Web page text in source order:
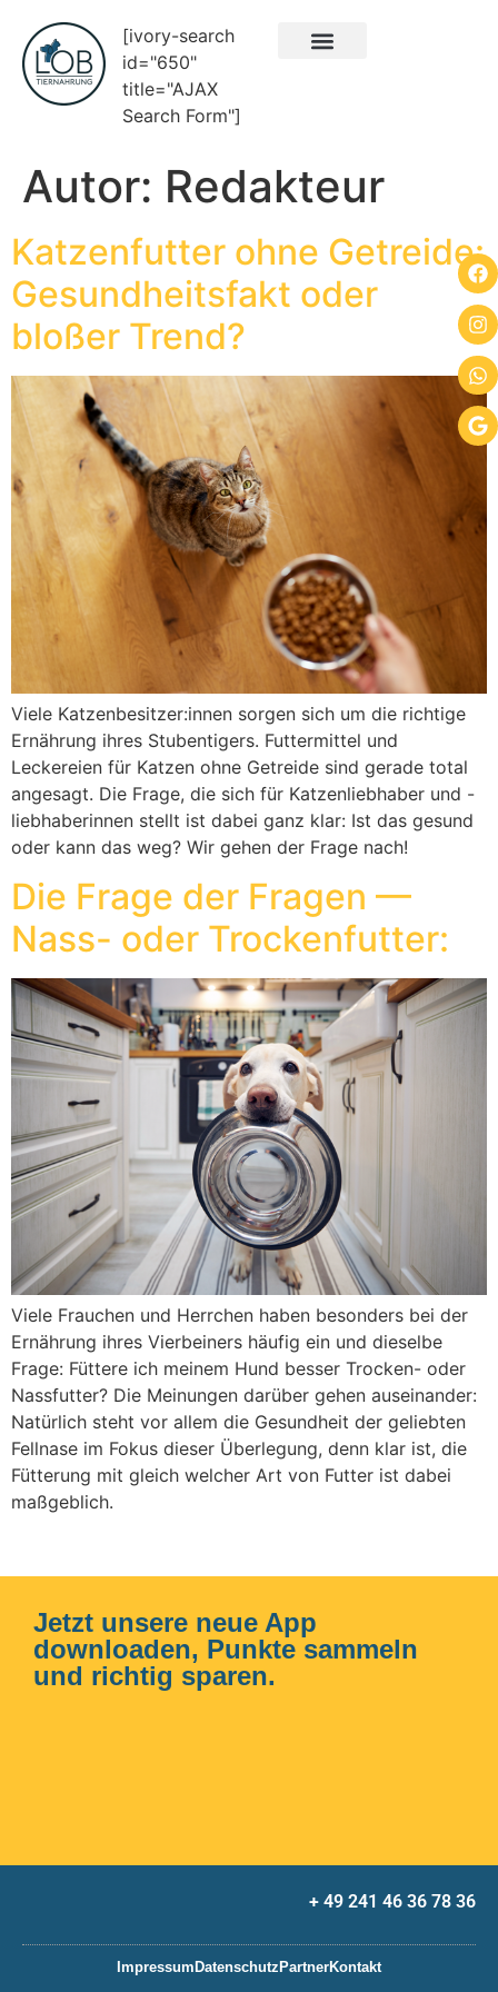
[ivory-search
id="650"
title="AJAX
Search Form"]
Autor: Redakteur
Katzenfutter ohne Getreide:
Gesundheitsfakt oder
bloßer Trend?
Viele Katzenbesitzer:innen sorgen sich um die richtige
Ernährung ihres Stubentigers. Futtermittel und
Leckereien für Katzen ohne Getreide sind gerade total
angesagt. Die Frage, die sich für Katzenliebhaber und -
liebhaberinnen stellt ist dabei ganz klar: Ist das gesund
oder kann das weg? Wir gehen der Frage nach!
Die Frage der Fragen —
Nass- oder Trockenfutter:
Viele Frauchen und Herrchen haben besonders bei der
Ernährung ihres Vierbeiners häufig ein und dieselbe
Frage: Füttere ich meinem Hund besser Trocken- oder
Nassfutter? Die Meinungen darüber gehen auseinander:
Natürlich steht vor allem die Gesundheit der geliebten
Fellnase im Fokus dieser Überlegung, denn klar ist, die
Fütterung mit gleich welcher Art von Futter ist dabei
maßgeblich.
Jetzt unsere neue App
downloaden, Punkte sammeln
und richtig sparen.
+ 49 241 46 36 78 36
Impressum Datenschutz PartnerKontakt